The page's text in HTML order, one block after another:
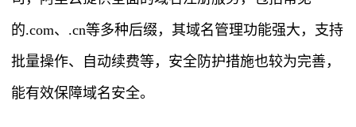
的.com、.cn等多种后缀，其域名管理功能强大，支持
批量操作、自动续费等，安全防护措施也较为完善，
能有效保障域名安全。